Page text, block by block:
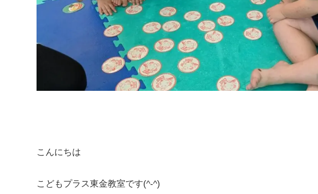
こんにちは
こどもプラス東金教室です(^-^)